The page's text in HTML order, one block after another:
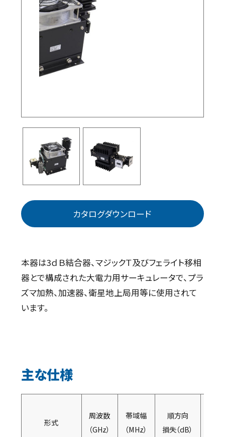
カタログダウンロード
本器は3ｄＢ結合器、マジックＴ及びフェライト移相
器とで構成された大電力用サーキュレータで、プラ
ズマ加熱、加速器、衛星地上局用等に使用されて
います。
主な仕様
形式
周波数
（GHz）
帯域幅
（MHz）
順方向
損失（dB）